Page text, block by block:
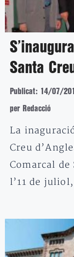
Santa
Publicat: 14/07/
per Redacció
La
Creu
Comarcal
l’11 de